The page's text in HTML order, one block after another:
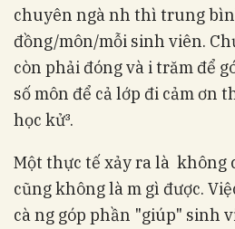
chuyên ngà nh thì trung
đồng/môn/mỗi sinh viên.
còn phải đóng và i trăm để
số môn để cả lớp đi cảm ơn
học kử³.
Một thực tế xảy ra là không
cũng không là m gì được.
cà ng góp phần "giúp" sinh